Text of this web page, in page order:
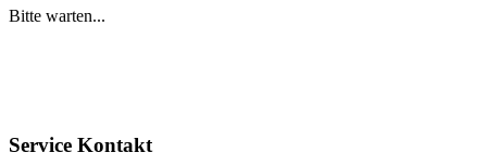
Bitte warten...
Service Kontakt